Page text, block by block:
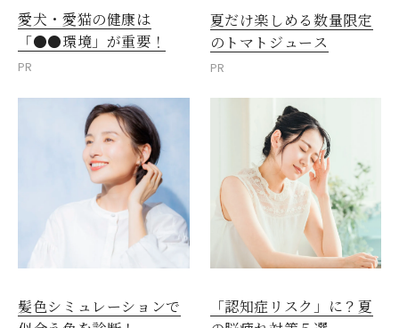
愛犬・愛猫の健康は
「●●環境」が重要！
PR
夏だけ楽しめる数量限定
のトマトジュース
PR
髪色シミュレーションで
「認知症リスク」に？夏